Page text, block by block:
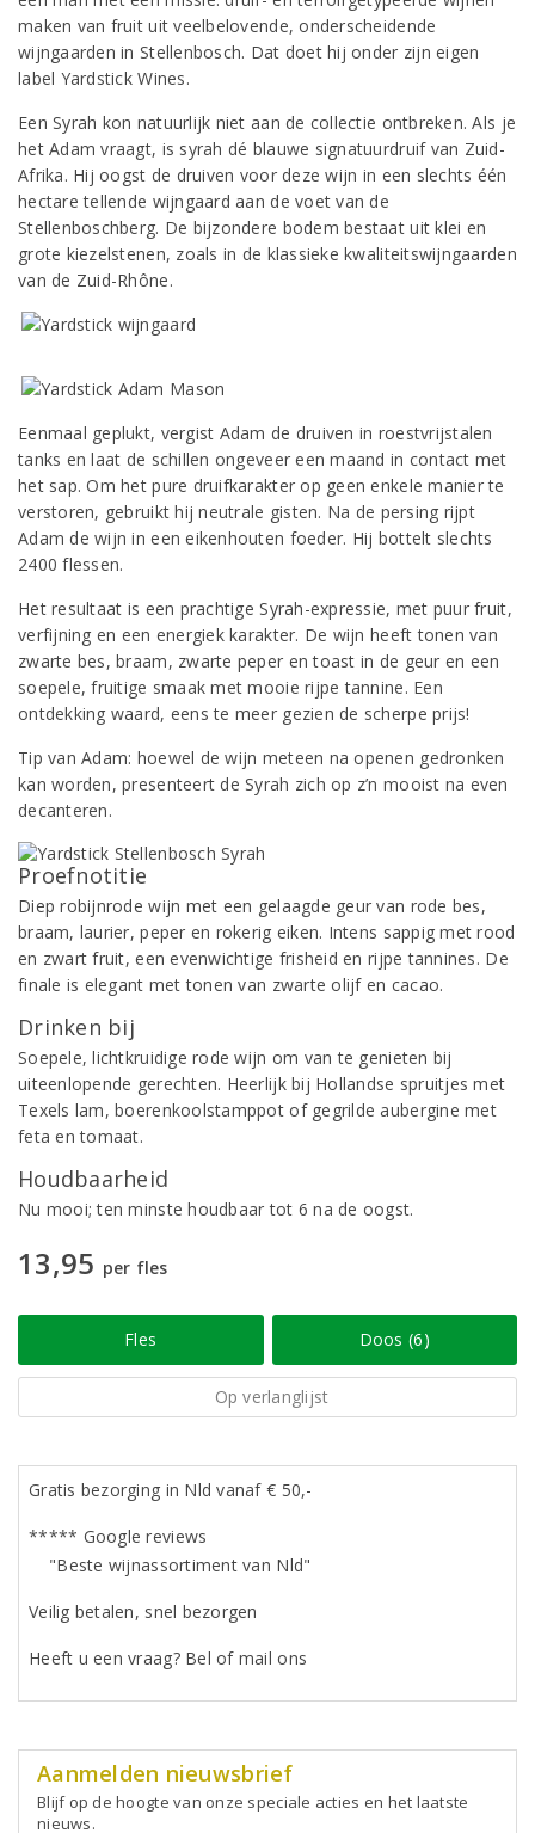
maken van fruit uit veelbelovende, onderscheidende
wijngaarden in Stellenbosch. Dat doet hij onder zijn eigen
label Yardstick Wines.
Een Syrah kon natuurlijk niet aan de collectie ontbreken. Als je
het Adam vraagt, is syrah dé blauwe signatuurdruif van Zuid-
Afrika. Hij oogst de druiven voor deze wijn in een slechts één
hectare tellende wijngaard aan de voet van de
Stellenboschberg. De bijzondere bodem bestaat uit klei en
grote kiezelstenen, zoals in de klassieke kwaliteitswijngaarden
van de Zuid-Rhône.
Eenmaal geplukt, vergist Adam de druiven in roestvrijstalen
tanks en laat de schillen ongeveer een maand in contact met
het sap. Om het pure druifkarakter op geen enkele manier te
verstoren, gebruikt hij neutrale gisten. Na de persing rijpt
Adam de wijn in een eikenhouten foeder. Hij bottelt slechts
2400 flessen.
Het resultaat is een prachtige Syrah-expressie, met puur fruit,
verfijning en een energiek karakter. De wijn heeft tonen van
zwarte bes, braam, zwarte peper en toast in de geur en een
soepele, fruitige smaak met mooie rijpe tannine. Een
ontdekking waard, eens te meer gezien de scherpe prijs!
Tip van Adam: hoewel de wijn meteen na openen gedronken
kan worden, presenteert de Syrah zich op z’n mooist na even
decanteren.
Proefnotitie
Diep robijnrode wijn met een gelaagde geur van rode bes,
braam, laurier, peper en rokerig eiken. Intens sappig met rood
en zwart fruit, een evenwichtige frisheid en rijpe tannines. De
finale is elegant met tonen van zwarte olijf en cacao.
Drinken bij
Soepele, lichtkruidige rode wijn om van te genieten bij
uiteenlopende gerechten. Heerlijk bij Hollandse spruitjes met
Texels lam, boerenkoolstamppot of gegrilde aubergine met
feta en tomaat.
Houdbaarheid
Nu mooi; ten minste houdbaar tot 6 na de oogst.
13,95 per fles
Fles Doos (6)
Op verlanglijst
Gratis bezorging in Nld vanaf € 50,-
***** Google reviews
"Beste wijnassortiment van Nld"
Veilig betalen, snel bezorgen
Heeft u een vraag? Bel of mail ons
Aanmelden nieuwsbrief
Blijf op de hoogte van onze speciale acties en het laatste
nieuws.